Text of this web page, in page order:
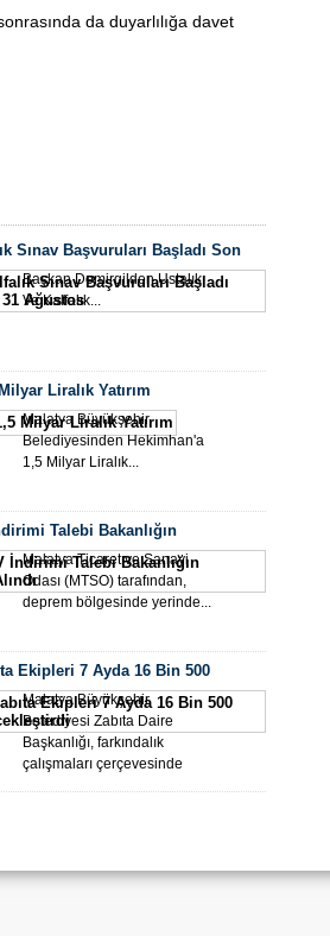
da duyarlılığa davet
Sınav Başvuruları Başladı Son
Başkan Demirgilden Ustalık
Ve Kalfalık...
Liralık Yatırım
Malatya Büyükşehir
Belediyesinden Hekimhan'a
1,5 Milyar Liralık...
Talebi Bakanlığın
Malatya Ticaret ve Sanayi
Odası (MTSO) tarafından,
deprem bölgesinde yerinde...
Ekipleri 7 Ayda 16 Bin 500
Malatya Büyükşehir
Belediyesi Zabıta Daire
Başkanlığı, farkındalık
çalışmaları çerçevesinde